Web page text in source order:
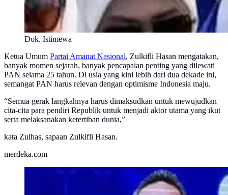
Dok. Istimewa
Ketua Umum Partai Amanat Nasional, Zulkifli Hasan mengatakan,
banyak momen sejarah, banyak pencapaian penting yang dilewati
PAN selama 25 tahun. Di usia yang kini lebih dari dua dekade ini,
semangat PAN harus relevan dengan optimisme Indonesia maju.
“Semua gerak langkahnya harus dimaksudkan untuk mewujudkan
cita-cita para pendiri Republik untuk menjadi aktor utama yang ikut
serta melaksanakan ketertiban dunia,”
kata Zulhas, sapaan Zulkifli Hasan.
merdeka.com